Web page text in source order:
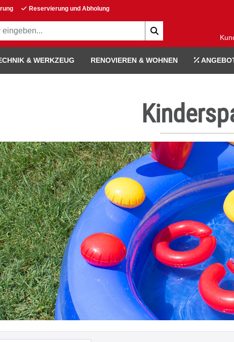
Reservierung und Abholung
& WERKZEUG RENOVIEREN & WOHNEN